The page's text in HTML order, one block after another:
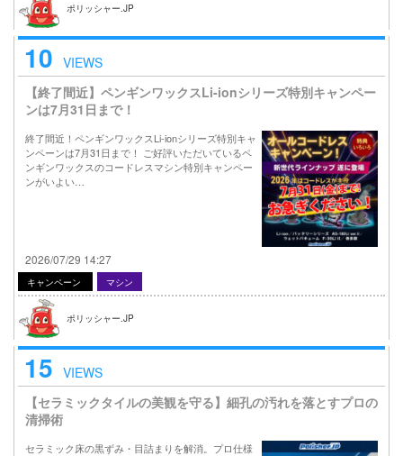
ポリッシャー.JP
10 VIEWS
【終了間近】ペンギンワックスLi-ionシリーズ特別キャンペー
ンは7月31日まで！
終了間近！ペンギンワックスLi-ionシリーズ特別キャ
ンペーンは7月31日まで！ ご好評いただいているペ
ンギンワックスのコードレスマシン特別キャンペー
ンがいよい…
2026/07/29 14:27
キャンペーン マシン
ポリッシャー.JP
15 VIEWS
【セラミックタイルの美観を守る】細孔の汚れを落とすプロの
清掃術
セラミック床の黒ずみ・目詰まりを解消。プロ仕様